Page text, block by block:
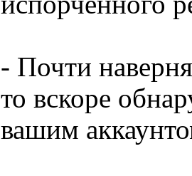
- Почти
то вскоре
вашим